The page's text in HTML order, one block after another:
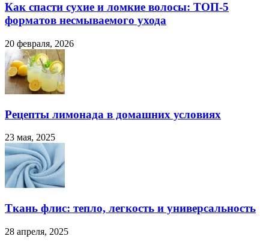
Как спасти сухие и ломкие волосы: ТОП-5
форматов несмываемого ухода
20 февраля, 2026
Рецепты лимонада в домашних условиях
23 мая, 2025
Ткань флис: тепло, легкость и универсальность
28 апреля, 2025